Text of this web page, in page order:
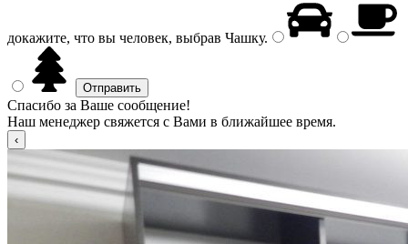
докажите, что вы человек, выбрав Чашку.
Спасибо за Ваше сообщение!
Наш менеджер свяжется с Вами в ближайшее время.